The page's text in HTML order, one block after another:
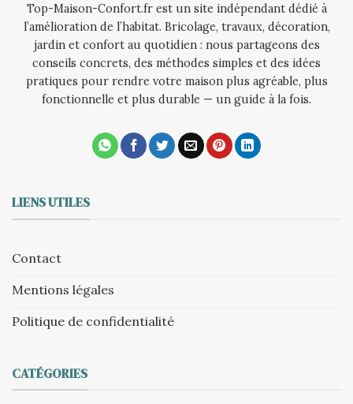
Top-Maison-Confort.fr est un site indépendant dédié à
l’amélioration de l’habitat. Bricolage, travaux, décoration,
jardin et confort au quotidien : nous partageons des
conseils concrets, des méthodes simples et des idées
pratiques pour rendre votre maison plus agréable, plus
fonctionnelle et plus durable — un guide à la fois.
LIENS UTILES
Contact
Mentions légales
Politique de confidentialité
CATÉGORIES